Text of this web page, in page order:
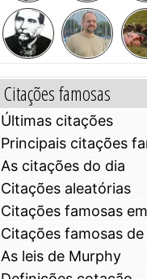
Citações famosas
Últimas citações
Principais citações
As citações do dia
Citações aleatórias
Citações famosas
Citações famosas
As leis de Murphy